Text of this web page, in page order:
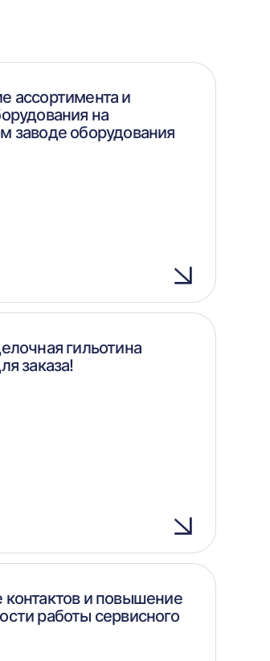
ассортимента и
на
заводе оборудования
гильотина
заказа!
и повышение
работы сервисного